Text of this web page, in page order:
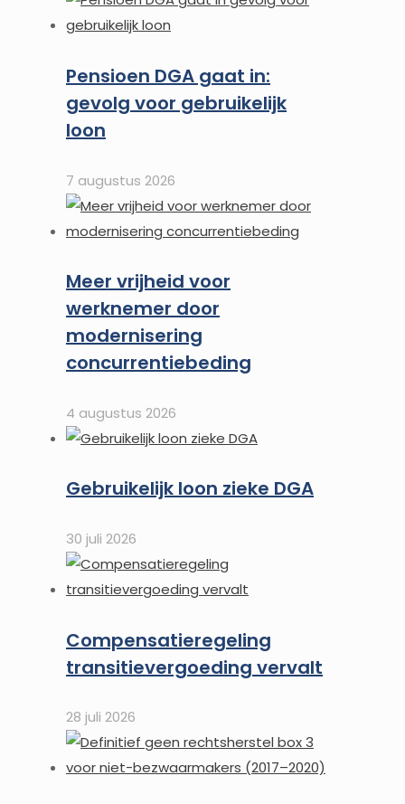
Pensioen DGA gaat in:
gevolg voor gebruikelijk
loon
7 augustus 2026
Meer vrijheid voor
werknemer door
modernisering
concurrentiebeding
4 augustus 2026
Gebruikelijk loon zieke DGA
30 juli 2026
Compensatieregeling
transitievergoeding vervalt
28 juli 2026